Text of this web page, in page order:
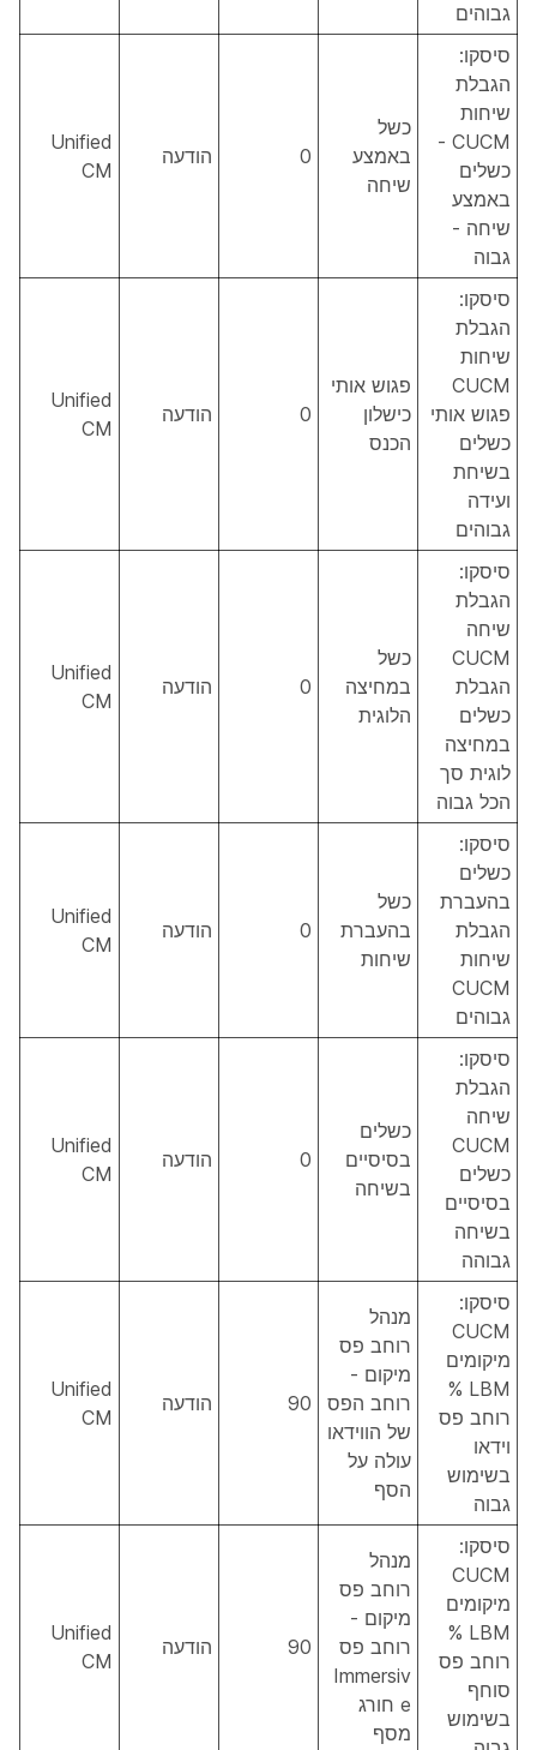
גבוהים
סיסקו:
הגבלת
שיחות
CUCM -
כשלים
באמצע
שיחה -
גבוה
כשל
באמצע
שיחה
0 הודעה
Unified
CM
סיסקו:
הגבלת
שיחות
CUCM
פגוש אותי
כשלים
בשיחת
ועידה
גבוהים
פגוש אותי
כישלון
הכנס
0 הודעה
Unified
CM
סיסקו:
הגבלת
שיחה
CUCM
הגבלת
כשלים
במחיצה
לוגית סך
הכל גבוה
כשל
במחיצה
הלוגית
0 הודעה
Unified
CM
סיסקו:
כשלים
בהעברת
הגבלת
שיחות
CUCM
גבוהים
כשל
בהעברת
שיחות
0 הודעה
Unified
CM
סיסקו:
הגבלת
שיחה
CUCM
כשלים
בסיסיים
בשיחה
גבוהה
כשלים
בסיסיים
בשיחה
0 הודעה
Unified
CM
סיסקו:
CUCM
מיקומים
LBM %
רוחב פס
וידאו
בשימוש
גבוה
מנהל
רוחב פס
מיקום -
רוחב הפס
של הווידאו
עולה על
הסף
90 הודעה
Unified
CM
סיסקו:
CUCM
מיקומים
LBM %
רוחב פס
סוחף
בשימוש
מנהל
רוחב פס
מיקום -
רוחב פס
Immersiv
e חורג
מסף
90 הודעה
Unified
CM